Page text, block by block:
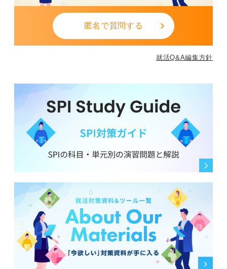
匿名で質問する
就活Q&A編集方針